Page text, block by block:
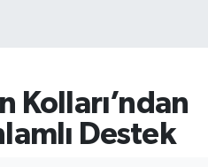
Kolları’ndan
Destek